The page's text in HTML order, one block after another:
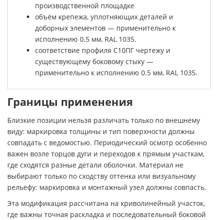
производственной площадке
объём крепежа, уплотняющих деталей и
доборных элементов — применительно к
исполнению 0.5 мм, RAL 1035.
соответствие профиля С10ПГ чертежу и
существующему боковому стыку —
применительно к исполнению 0.5 мм, RAL 1035.
Границы применения
Близкие позиции нельзя различать только по внешнему
виду: маркировка толщины и тип поверхности должны
совпадать с ведомостью. Периодический осмотр особенно
важен возле торцов дуги и переходов к прямым участкам,
где сходятся разные детали оболочки. Материал не
выбирают только по сходству оттенка или визуальному
рельефу: маркировка и монтажный узел должны совпасть.
Эта модификация рассчитана на криволинейный участок,
где важны точная раскладка и последовательный боковой